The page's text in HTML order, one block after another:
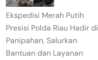
Ekspedisi Merah Putih
Presisi Polda Riau Hadir di
Panipahan, Salurkan
Bantuan dan Layanan